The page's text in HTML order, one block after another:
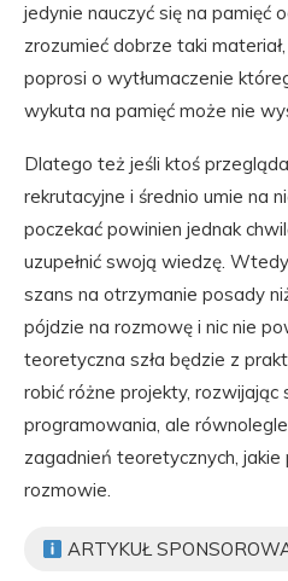
jedynie nauczyć się na pamięć
zrozumieć dobrze taki
poprosi o wytłumaczenie
wykuta na pamięć może nie
Dlatego też jeśli ktoś
rekrutacyjne i średnio umie na
poczekać powinien jednak
uzupełnić swoją wiedzę.
szans na otrzymanie posady
pójdzie na rozmowę i nic nie
teoretyczna szła będzie z
robić różne projekty, rozwijając
programowania, ale
zagadnień teoretycznych, jakie
rozmowie.
ARTYKUŁ